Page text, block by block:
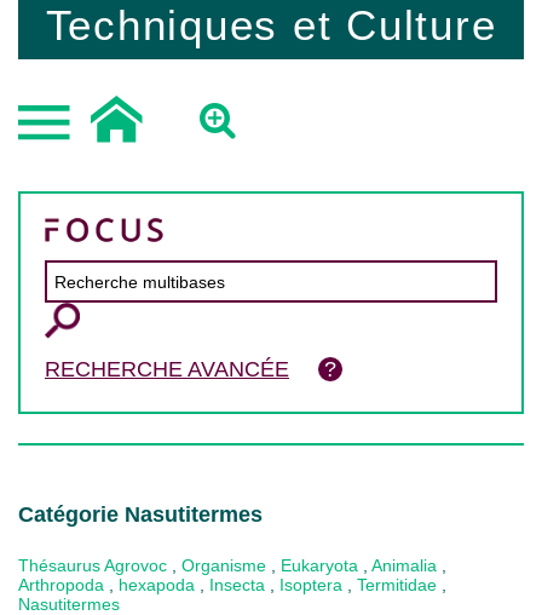
Techniques et Culture
RECHERCHE AVANCÉE
Catégorie Nasutitermes
Thésaurus Agrovoc Organisme Eukaryota Animalia
Arthropoda
hexapoda Insecta Isoptera Termitidae
Nasutitermes